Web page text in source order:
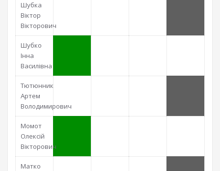
Шубка
Віктор
Вікторович
Шубко
Інна
Василівна
Тютюнник
Артем
Володимирович
Момот
Олексій
Вікторович
Матко